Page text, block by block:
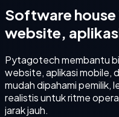
Software house
website,
Pytagotech membantu
website, aplikasi mobile,
mudah dipahami pemilik,
realistis untuk ritme
jarak jauh.